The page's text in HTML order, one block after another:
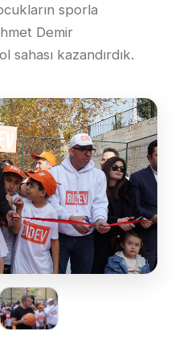
sporla
Demir
kazandırdık.